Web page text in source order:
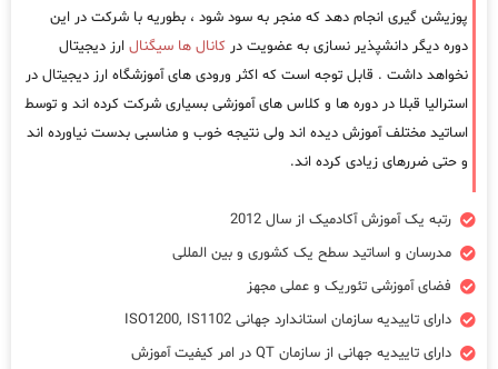
پوزیشن گیری انجام دهد که منجر به سود شود ، بطوریه با شرکت در این
دوره دیگر دانشپذیر نسازی به عضویت در کانال ها سیگنال ارز دیجیتال
نخواهد داشت . قابل توجه است که اکثر ورودی های آموزشگاه ارز دیجیتال در
استرالیا قبلا در دوره ها و کلاس های آموزشی بسیاری شرکت کرده اند و توسط
اساتید مختلف آموزش دیده اند ولی نتیجه خوب و مناسبی بدست نیاورده اند
و حتی ضررهای زیادی کرده اند.
رتبه یک آموزش آکادمیک از سال 2012
مدرسان و اساتید سطح یک کشوری و بین المللی
فضای آموزشی تئوریک و عملی مجهز
دارای تاییدیه سازمان استاندارد جهانی ISO1200, IS1102
دارای تاییدیه جهانی از سازمان QT در امر کیفیت آموزش